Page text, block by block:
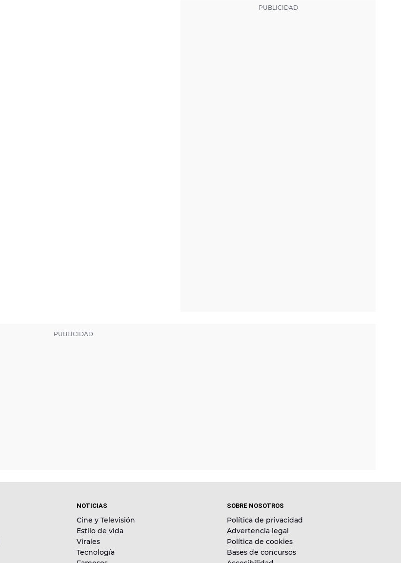
NOTICIAS
Cine y Televisión
Estilo de vida
Virales
Tecnología
SOBRE NOSOTROS
Política de privacidad
Advertencia legal
Política de cookies
Bases de concursos